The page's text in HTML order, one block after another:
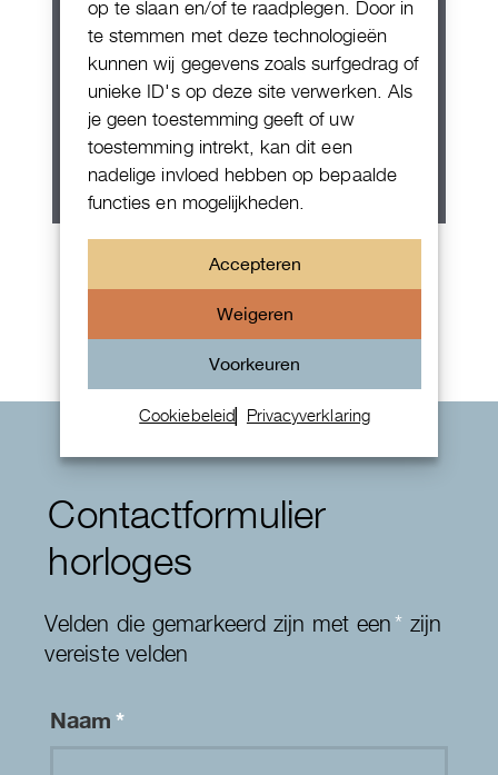
op te slaan en/of te raadplegen. Door in
te stemmen met deze technologieën
kunnen wij gegevens zoals surfgedrag of
unieke ID's op deze site verwerken. Als
je geen toestemming geeft of uw
toestemming intrekt, kan dit een
nadelige invloed hebben op bepaalde
functies en mogelijkheden.
Accepteren
Weigeren
Voorkeuren
Cookiebeleid Privacyverklaring
Patek Philippe Annual Calendar
Chornograaf
Contactformulier
horloges
Velden die gemarkeerd zijn met een* zijn
vereiste velden
Naam*